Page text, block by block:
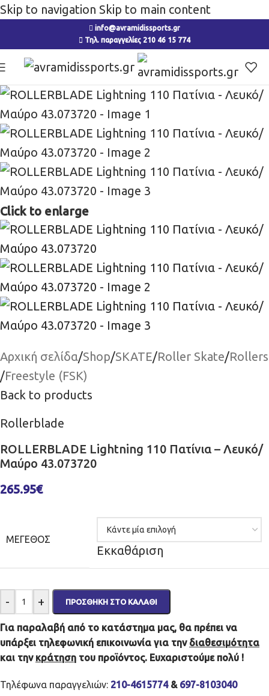
Skip to navigation Skip to main content
info@avramidissports.gr
Τηλ. παραγγελίες 210 46 15 774
Click to enlarge
Αρχική σελίδα/Shop/SKATE/Roller Skate/Rollers
/Freestyle (FSK)
Back to products
Rollerblade
ROLLERBLADE Lightning 110 Πατίνια – Λευκό/
Μαύρο 43.073720
265.95€
ΜΈΓΕΘΟΣ
Εκκαθάριση
- + ΠΡΟΣΘΉΚΗ ΣΤΟ ΚΑΛΆΘΙ
Για παραλαβή από το κατάστημα μας, θα πρέπει να
υπάρξει τηλεφωνική επικοινωνία για την διαθεσιμότητα
και την κράτηση του προϊόντος. Ευχαριστούμε πολύ !
Τηλέφωνα παραγγελιών: 210-4615774& 697-8103040